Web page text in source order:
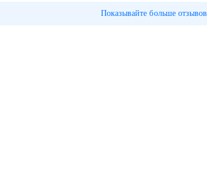
Показывайте больше отзывов